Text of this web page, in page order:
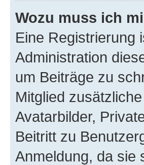
Wozu muss ich
Eine Registrierung
Administration
um Beiträge zu
Mitglied
Avatarbilder,
Beitritt zu
Anmeldung, da sie